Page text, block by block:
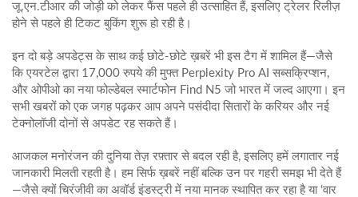
जू.एन.टीआर की जोड़ी को लेकर फैंस पहले ही उत्साहित हैं, इसलिए ट्रेलर रिलीज़
होने से पहले ही टिकट बुकिंग शुरू हो रही है।
इन दो बड़े अपडेट्स के साथ कई छोटे-छोटे ख़बरें भी इस टैग में शामिल हैं—जैसे
कि एयरटेल द्वारा 17,000 रुपये की मुफ्त Perplexity Pro AI सब्सक्रिप्शन,
और ओपीओ का नया फोल्डेबल स्मार्टफोन Find N5 जो भारत में जल्द आएगा। इन
सभी खबरों को एक जगह पढ़कर आप अपने पसंदीदा सितारों के करियर और नई
टेक्नोलॉजी दोनों से अपडेट रह सकते हैं।
आजकल मनोरंजन की दुनिया तेज़ रफ़्तार से बदल रही है, इसलिए हमें लगातार नई
जानकारी मिलती रहती है। हम सिर्फ ख़बरें नहीं बल्कि उन पर गहरी समझ भी देते हैं
—जैसे क्यों चिरंजीवी का अवॉर्ड इंडस्ट्री में नया मानक स्थापित कर रहा है या ‘वार